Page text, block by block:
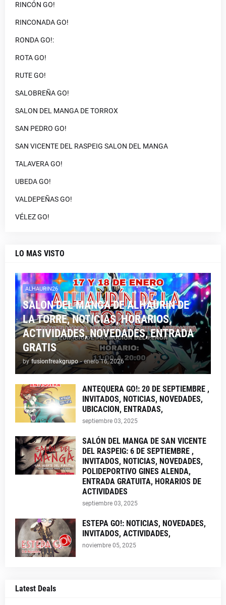
RINCÓN GO!
RINCONADA GO!
RONDA GO!:
ROTA GO!
RUTE GO!
SALOBREÑA GO!
SALON DEL MANGA DE TORROX
SAN PEDRO GO!
SAN VICENTE DEL RASPEIG SALON DEL MANGA
TALAVERA GO!
UBEDA GO!
VALDEPEÑAS GO!
VÉLEZ GO!
LO MAS VISTO
ALHAURIN26
SALON DEL MANGA DE ALHAURIN DE
LA TORRE, NOTICIAS, HORARIOS,
ACTIVIDADES, NOVEDADES, ENTRADA
GRATIS
by fusionfreakgrupo - enero 16, 2026
ANTEQUERA GO!: 20 DE SEPTIEMBRE ,
INVITADOS, NOTICIAS, NOVEDADES,
UBICACION, ENTRADAS,
septiembre 03, 2025
SALÓN DEL MANGA DE SAN VICENTE
DEL RASPEIG: 6 DE SEPTIEMBRE ,
INVITADOS, NOTICIAS, NOVEDADES,
POLIDEPORTIVO GINES ALENDA,
ENTRADA GRATUITA, HORARIOS DE
ACTIVIDADES
septiembre 03, 2025
ESTEPA GO!: NOTICIAS, NOVEDADES,
INVITADOS, ACTIVIDADES,
noviembre 05, 2025
Latest Deals